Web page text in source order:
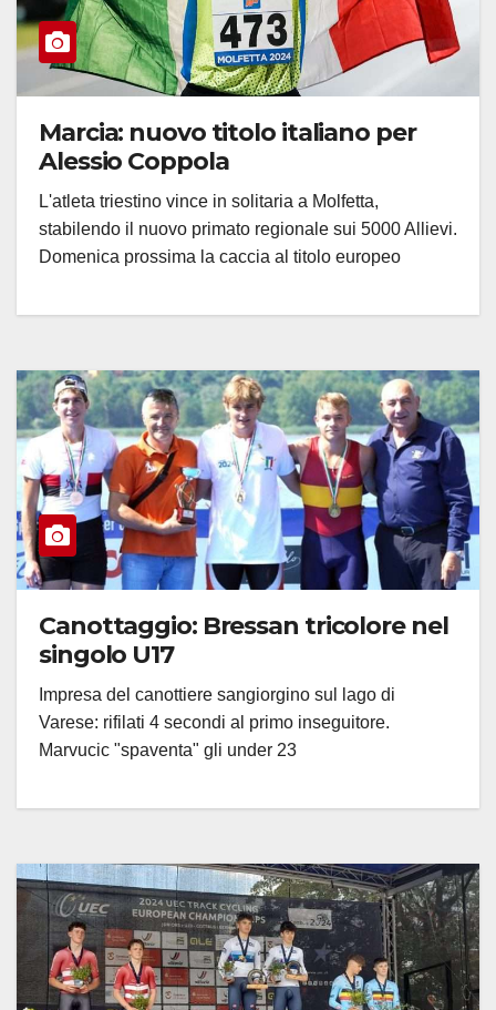
Marcia: nuovo titolo italiano per
Alessio Coppola
L'atleta triestino vince in solitaria a Molfetta,
stabilendo il nuovo primato regionale sui 5000 Allievi.
Domenica prossima la caccia al titolo europeo
Canottaggio: Bressan tricolore nel
singolo U17
Impresa del canottiere sangiorgino sul lago di
Varese: rifilati 4 secondi al primo inseguitore.
Marvucic "spaventa" gli under 23